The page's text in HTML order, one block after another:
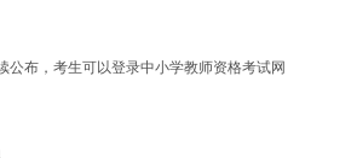
公布，考生可以登录中小学教师资格考试网